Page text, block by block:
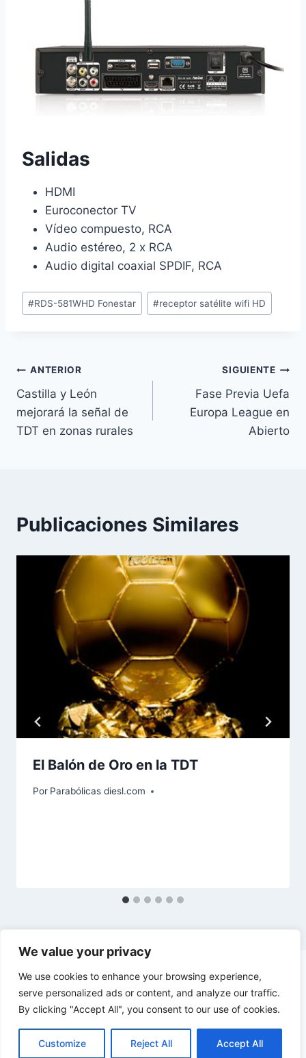
We value your privacy
We use cookies to enhance your browsing experience,
serve personalized ads or content, and analyze our traffic.
By clicking "Accept All", you consent to our use of cookies.
Customize Reject All Accept All
Salidas
HDMI
Euroconector TV
Vídeo compuesto, RCA
Audio estéreo, 2 x RCA
Audio digital coaxial SPDIF, RCA
Etiquetas
de
#RDS-581WHD Fonestar #receptor satélite wifi HD
Navegación
de
entradas
ANTERIOR
Castilla y León
mejorará la señal de
TDT en zonas rurales
SIGUIENTE
Fase Previa Uefa
Europa League en
Abierto
Publicaciones Similares
El Balón de Oro en la TDT
Por Parabólicas diesl.com
© 2026 diesl.com - Tema para WordPress por
Kadence WP